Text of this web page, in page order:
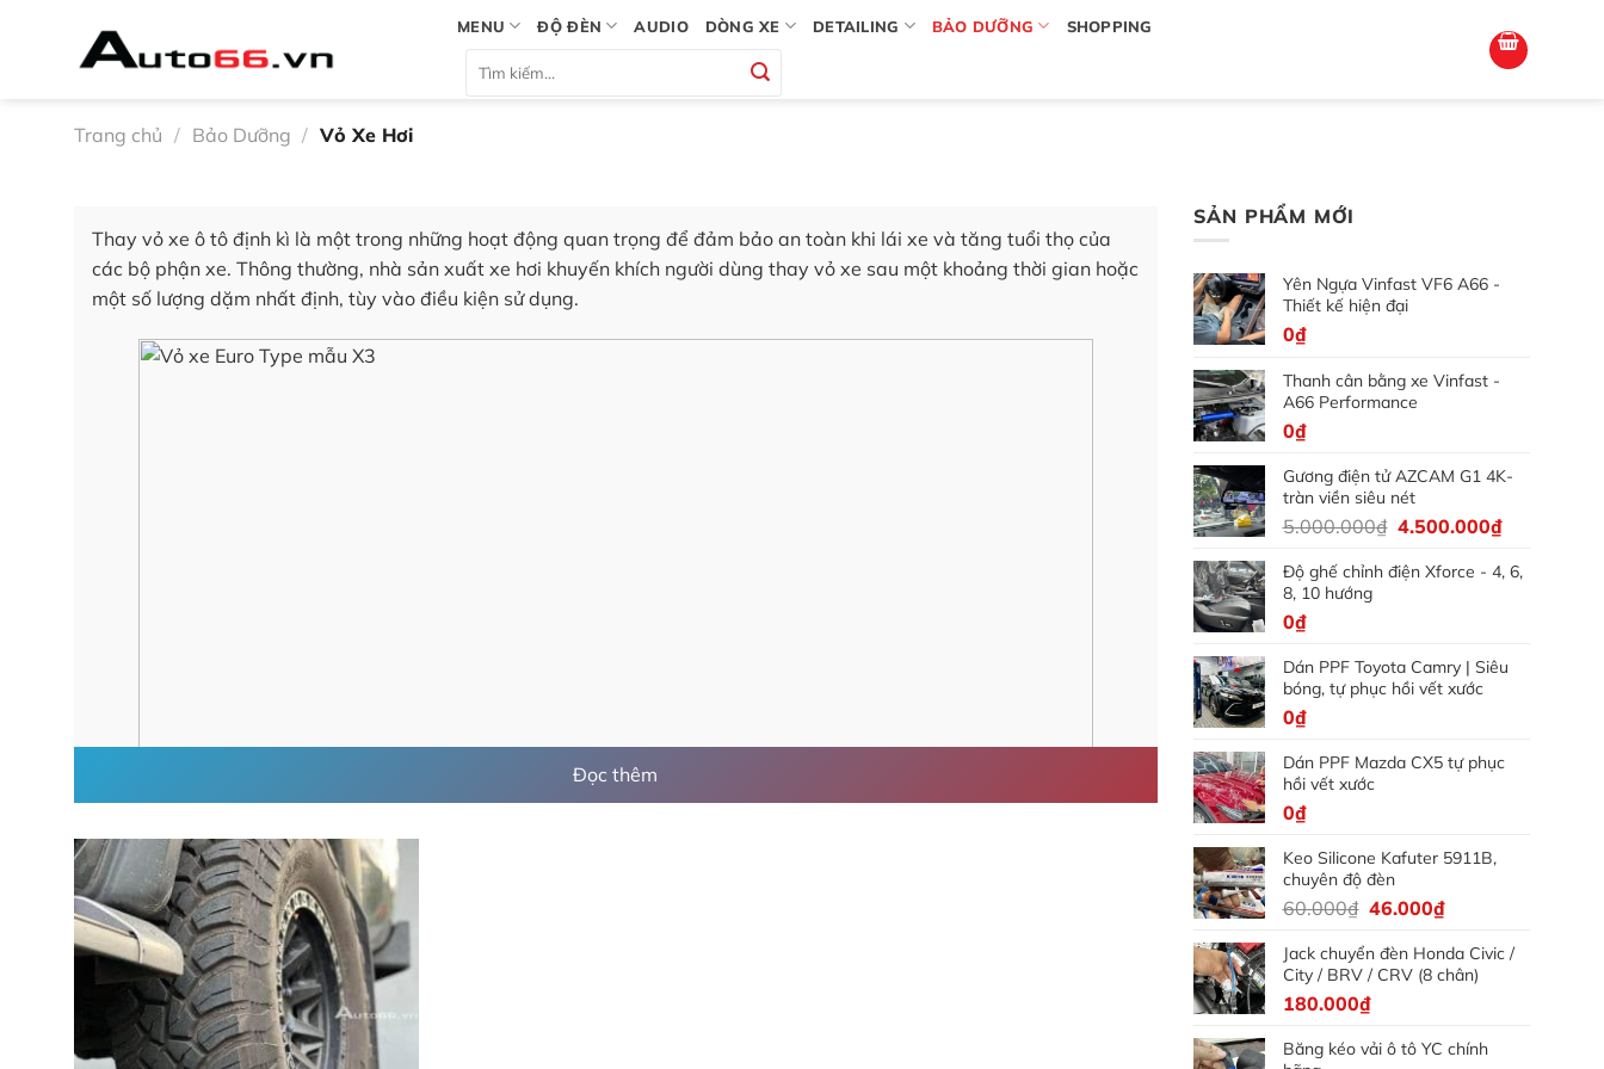
MENU ĐỘ ĐÈN AUDIO DÒNG XE DETAILING BẢO DƯỠNG SHOPPING
kiếm:
Trang chủ / Bảo Dưỡng / Vỏ Xe Hơi
Thay vỏ xe ô tô định kì là một trong những hoạt động quan trọng để đảm bảo an toàn khi lái xe và tăng tuổi thọ của
các bộ phận xe. Thông thường, nhà sản xuất xe hơi khuyến khích người dùng thay vỏ xe sau một khoảng thời gian hoặc
một số lượng dặm nhất định, tùy vào điều kiện sử dụng.
Đọc thêm
SẢN PHẨM MỚI
Yên Ngựa Vinfast VF6 A66 -
Thiết kế hiện đại
0₫
Thanh cân bằng xe Vinfast -
A66 Performance
0₫
Gương điện tử AZCAM G1 4K-
tràn viền siêu nét
5.000.000₫ Giá
là:
4.500.000₫Giá
tại
Độ ghế chỉnh điện Xforce - 4, 6,
8, 10 hướng
0₫
Dán PPF Toyota Camry | Siêu
bóng, tự phục hồi vết xước
0₫
Dán PPF Mazda CX5 tự phục
hồi vết xước
0₫
Keo Silicone Kafuter 5911B,
chuyên độ đèn
60.000₫ Giá
là:
60.000₫.
46.000₫Giá
tại
là:
Jack chuyển đèn Honda Civic /
City / BRV / CRV (8 chân)
180.000₫
Băng kéo vải ô tô YC chính